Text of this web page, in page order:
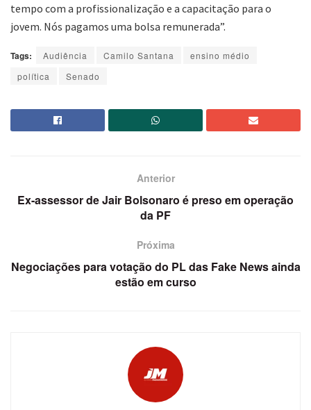
tempo com a profissionalização e a capacitação para o
jovem. Nós pagamos uma bolsa remunerada”.
Tags: Audiência Camilo Santana
ensino médio
política
Senado
Anterior
Ex-assessor de Jair Bolsonaro é preso em operação
da PF
Próxima
Negociações para votação do PL das Fake News ainda
estão em curso